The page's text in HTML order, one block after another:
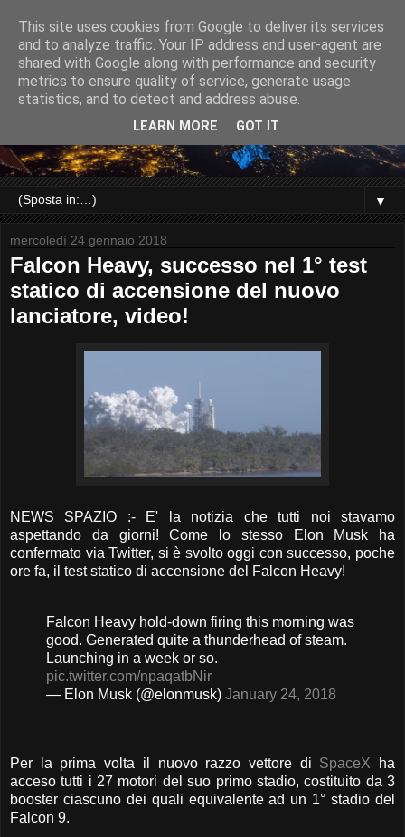
▼
mercoledì 24 gennaio 2018
Falcon Heavy, successo nel 1° test
statico di accensione del nuovo
lanciatore, video!
NEWS SPAZIO :- E' la notizia che tutti noi stavamo
aspettando da giorni! Come lo stesso Elon Musk ha
confermato via Twitter, si è svolto oggi con successo, poche
ore fa, il test statico di accensione del Falcon Heavy!
Falcon Heavy hold-down firing this morning was
good. Generated quite a thunderhead of steam.
Launching in a week or so.
pic.twitter.com/npaqatbNir
— Elon Musk (@elonmusk) January 24, 2018
Per la prima volta il nuovo razzo vettore di SpaceX ha
acceso tutti i 27 motori del suo primo stadio, costituito da 3
booster ciascuno dei quali equivalente ad un 1° stadio del
Falcon 9.
This site uses cookies from Google to deliver its services
and to analyze traffic. Your IP address and user-agent are
shared with Google along with performance and security
metrics to ensure quality of service, generate usage
statistics, and to detect and address abuse.
LEARN MORE GOT IT